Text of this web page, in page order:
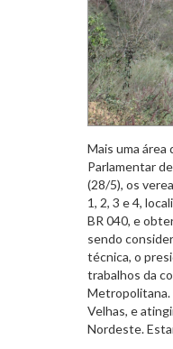
Mais uma área
Parlamentar
(28/5), os
1, 2, 3 e 4,
BR 040, e
sendo
técnica, o
trabalhos da
Metropolitana.
Velhas, e
Nordeste.